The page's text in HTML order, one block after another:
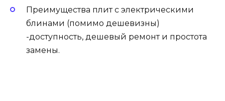
Преимущества плит с электрическими
блинами (помимо дешевизны)
-доступность, дешевый ремонт и простота
замены.